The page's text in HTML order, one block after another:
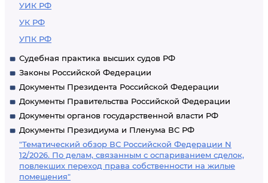
УИК РФ
УК РФ
УПК РФ
Судебная практика высших судов РФ
Законы Российской Федерации
Документы Президента Российской Федерации
Документы Правительства Российской Федерации
Документы органов государственной власти РФ
Документы Президиума и Пленума ВС РФ
"Тематический обзор ВС Российской Федерации N
12/2026. По делам, связанным с оспариванием сделок,
повлекших переход права собственности на жилые
помещения"